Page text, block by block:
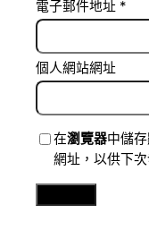
電子郵件地址 *
個人網站網址
在瀏覽器中儲
網址，以供下